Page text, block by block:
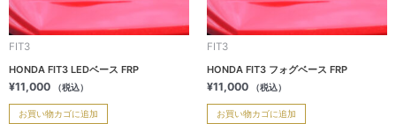
FIT3
HONDA FIT3 LEDベース FRP
¥11,000 （税込）
お買い物カゴに追加
FIT3
HONDA FIT3 フォグベース FRP
¥11,000 （税込）
お買い物カゴに追加